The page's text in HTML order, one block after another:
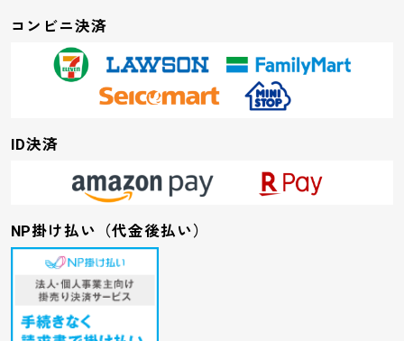
コンビニ決済
ID決済
NP掛け払い（代金後払い）